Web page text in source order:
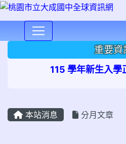
重要資
115 學年新生入學
本站消息 分月文章